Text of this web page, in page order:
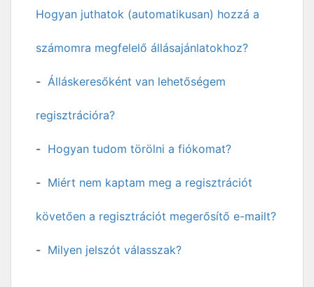
Hogyan juthatok (automatikusan) hozzá a
számomra megfelelő állásajánlatokhoz?
Álláskeresőként van lehetőségem
regisztrációra?
Hogyan tudom törölni a fiókomat?
Miért nem kaptam meg a regisztrációt
követően a regisztrációt megerősítő e-mailt?
Milyen jelszót válasszak?